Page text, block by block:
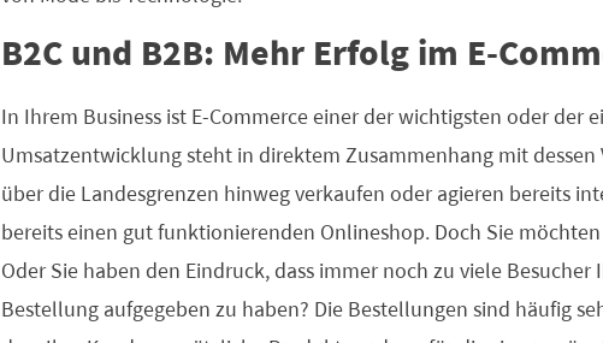
B2C und B2B: Mehr Erfolg im E-
In Ihrem Business ist E-Commerce einer der wichtigsten oder der
Umsatzentwicklung steht in direktem Zusammenhang mit
über die Landesgrenzen hinweg verkaufen oder agieren bereits
bereits einen gut funktionierenden Onlineshop. Doch Sie
Oder Sie haben den Eindruck, dass immer noch zu viele
Bestellung aufgegeben zu haben? Die Bestellungen sind häufig